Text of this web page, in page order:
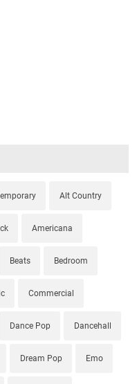
Alt Country
Americana
Beats Bedroom
Commercial
Dance Pop Dancehall
Dream Pop Emo